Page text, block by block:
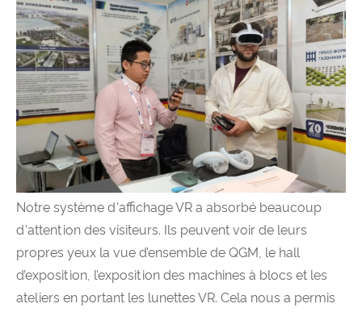
Notre système d'affichage VR a absorbé beaucoup
d'attention des visiteurs. Ils peuvent voir de leurs
propres yeux la vue d’ensemble de QGM, le hall
d’exposition, l’exposition des machines à blocs et les
ateliers en portant les lunettes VR. Cela nous a permis